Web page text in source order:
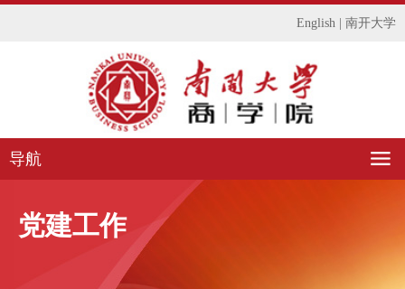
English 南开大学
导航
党建工作